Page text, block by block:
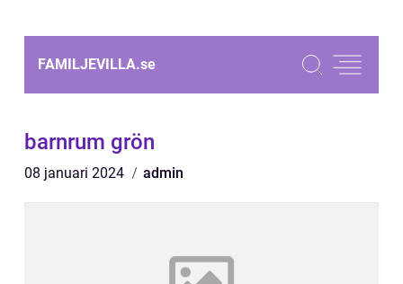
FAMILJEVILLA.se
barnrum grön
08 januari 2024 admin